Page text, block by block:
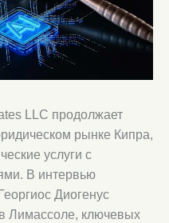
LLC продолжает
рынке Кипра,
услуги с
В интервью
Диогенус
Лимассоле, ключевых